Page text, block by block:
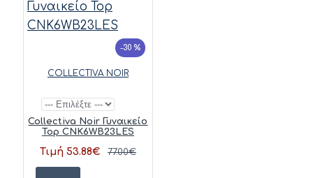
-30 %
COLLECTIVA NOIR
Collectiva Noir Γυναικείο
Top CNK6WB23LES
Τιμή 53.88€ 77.00€